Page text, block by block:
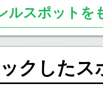
ルスポットを
クしたス